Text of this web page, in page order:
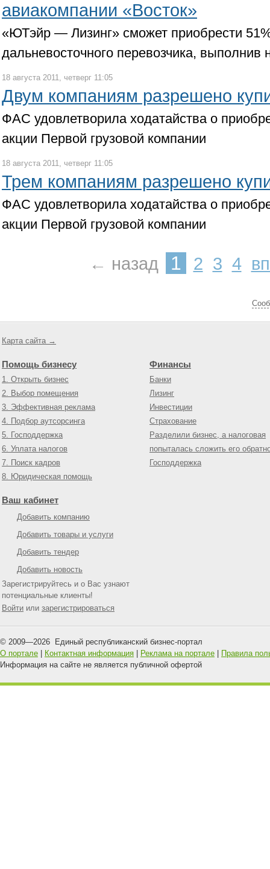
авиакомпании «Восток»
«ЮТэйр — Лизинг» сможет приобрести
дальневосточного перевозчика, выполнив
18 августа 2011, четверг 11:05
Двум компаниям разрешено
ФАС удовлетворила ходатайства о
акции Первой грузовой компании
18 августа 2011, четверг 11:05
Трем компаниям разрешено
ФАС удовлетворила ходатайства о
акции Первой грузовой компании
← назад 1 2 3 4
Карта сайта →
Помощь бизнесу
1. Открыть бизнес
2. Выбор помещения
3. Эффективная реклама
4. Подбор аутсорсинга
5. Господдержка
6. Уплата налогов
7. Поиск кадров
8. Юридическая помощь
Финансы
Банки
Лизинг
Инвестиции
Страхование
Разделили бизнес, а налоговая
попыталась сложить его
Господдержка
Ваш кабинет
Добавить компанию
Добавить товары и услуги
Добавить тендер
Добавить новость
Зарегистрируйтесь и о Вас узнают
потенциальные клиенты!
Войти или зарегистрироваться
© 2009—2026 Единый республиканский бизнес-портал
О портале
Контактная информация Реклама на портале
Правила
Информация на сайте не является публичной офертой